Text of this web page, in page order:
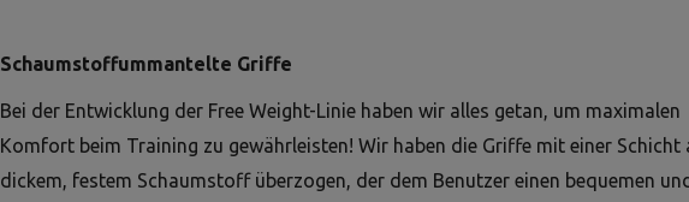
Schaumstoffummantelte Griffe
Bei der Entwicklung der Free Weight-Linie haben wir alles getan, um maximalen
Komfort beim Training zu gewährleisten! Wir haben die Griffe mit einer Schicht
dickem, festem Schaumstoff überzogen, der dem Benutzer einen bequemen und